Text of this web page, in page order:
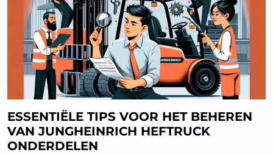
ESSENTIËLE TIPS VOOR HET BEHEREN
VAN JUNGHEINRICH HEFTRUCK
ONDERDELEN